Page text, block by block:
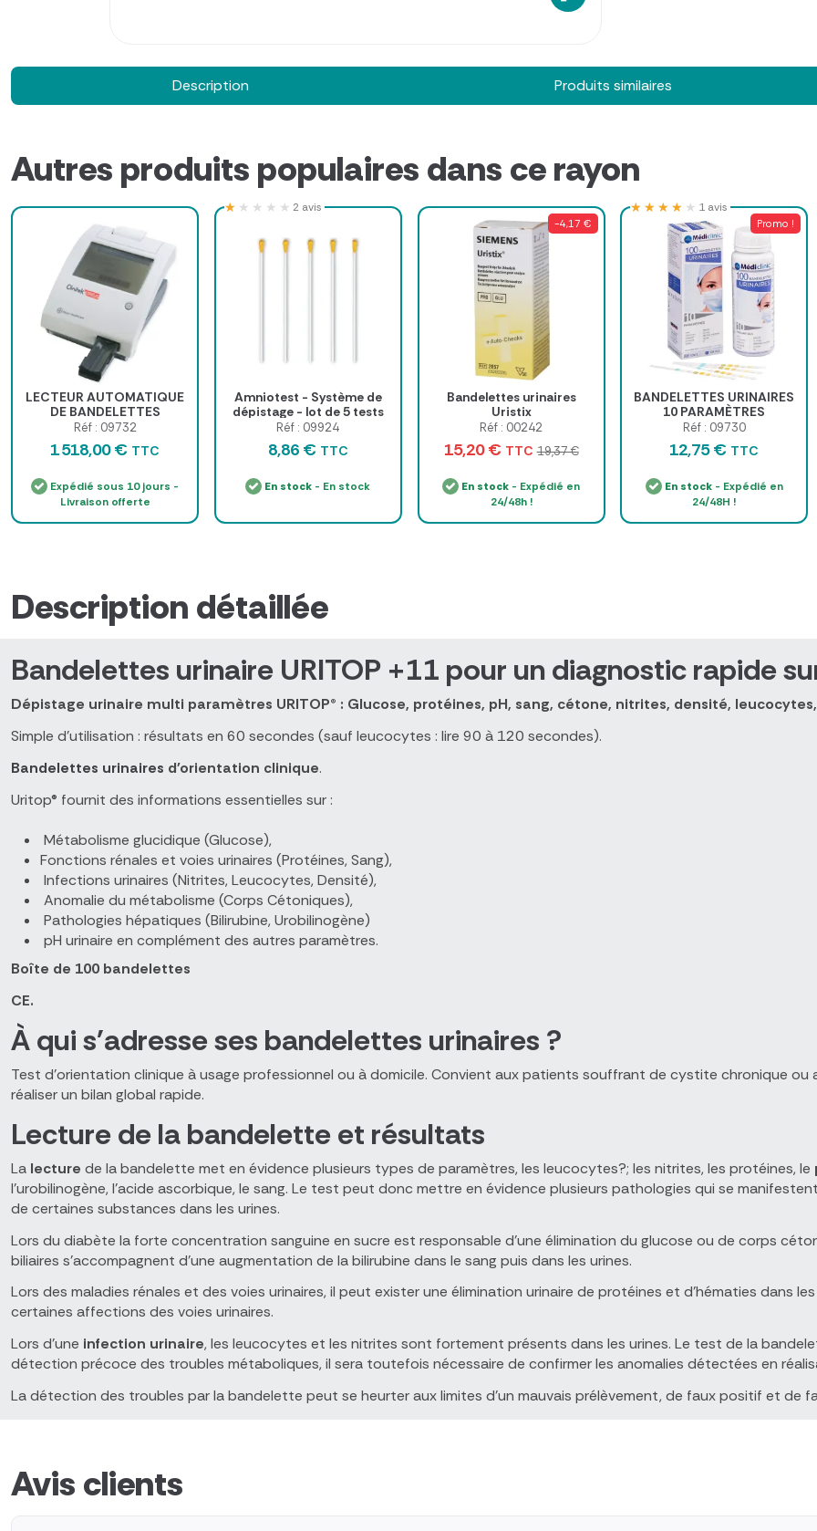
Description Produits similaires
Autres produits populaires dans ce rayon
LECTEUR AUTOMATIQUE
DE BANDELETTES
URINAIRES CLINITEK
STATUS
Réf : 09732
1 518,00 € TTC
Expédié sous 10 jours -
Livraison offerte
Amniotest - Système de
dépistage - lot de 5 tests
Réf : 09924
★★★★★
★★★★★ 2 avis
8,86 € TTC
En stock - En stock
-4,17 €
Bandelettes urinaires
Uristix
Réf : 00242
15,20 € TTC 19,37 €
En stock - Expédié en
24/48h !
Promo !
BANDELETTES URINAIRES
10 PARAMÈTRES
MEDI'CLINIC MEDICLINIC -
boîte de 100 bandelettes
Réf : 09730
★★★★★
★★★★★ 1 avis
12,75 € TTC
En stock- Expédié en
24/48H !
Description détaillée
Bandelettes urinaire URITOP +11 pour un diagnostic rapide
Dépistage urinaire multi paramètres URITOP® : Glucose, protéines, pH, sang, cétone, nitrites, densité,
Simple d'utilisation : résultats en 60 secondes (sauf leucocytes : lire 90 à 120 secondes).
Bandelettes urinaires d'orientation clinique.
Uritop® fournit des informations essentielles sur :
Métabolisme glucidique (Glucose),
Fonctions rénales et voies urinaires (Protéines, Sang),
Infections urinaires (Nitrites, Leucocytes, Densité),
Anomalie du métabolisme (Corps Cétoniques),
Pathologies hépatiques (Bilirubine, Urobilinogène)
pH urinaire en complément des autres paramètres.
Boîte de 100 bandelettes
CE.
À qui s'adresse ses bandelettes urinaires ?
Test d’orientation clinique à usage professionnel ou à domicile. Convient aux patients souffrant de cystite chronique
réaliser un bilan global rapide.
Lecture de la bandelette et résultats
La lecture de la bandelette met en évidence plusieurs types de paramètres, les leucocytes?; les nitrites, les protéines, le
l’urobilinogène, l’acide ascorbique, le sang. Le test peut donc mettre en évidence plusieurs pathologies qui se
de certaines substances dans les urines.
Lors du diabète la forte concentration sanguine en sucre est responsable d’une élimination du glucose ou de corps
biliaires s’accompagnent d’une augmentation de la bilirubine dans le sang puis dans les urines.
Lors des maladies rénales et des voies urinaires, il peut exister une élimination urinaire de protéines et d’hématies dans
certaines affections des voies urinaires.
Lors d’une infection urinaire, les leucocytes et les nitrites sont fortement présents dans les urines. Le test de la
détection précoce des troubles métaboliques, il sera toutefois nécessaire de confirmer les anomalies détectées en
La détection des troubles par la bandelette peut se heurter aux limites d’un mauvais prélèvement, de faux positif et de
Avis clients